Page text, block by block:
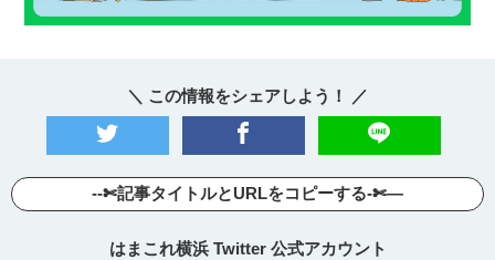
＼ この情報をシェアしよう！ ／
--✄記事タイトルとURLをコピーする-✄—
はまこれ横浜 Twitter 公式アカウント